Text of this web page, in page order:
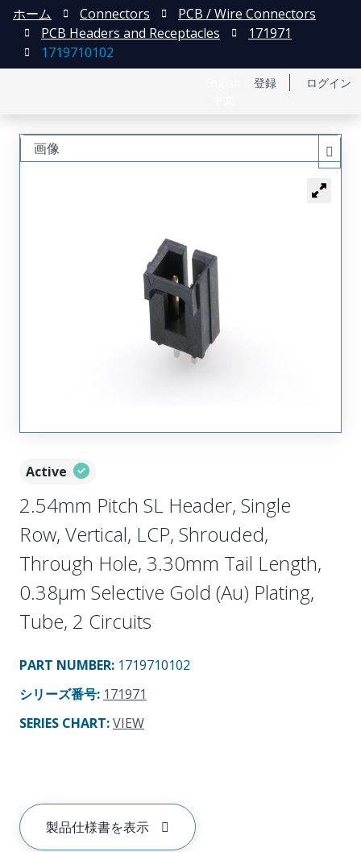
登録 ログイン
ホーム Connectors
PCB / Wire Connectors
PCB Headers and Receptacles
171971
1719710102
Active
2.54mm Pitch SL Header, Single
Row, Vertical, LCP, Shrouded,
Through Hole, 3.30mm Tail Length,
0.38µm Selective Gold (Au) Plating,
Tube, 2 Circuits
PART NUMBER: 1719710102
シリーズ番号: 171971
SERIES CHART:VIEW
製品仕様書を表示
画像